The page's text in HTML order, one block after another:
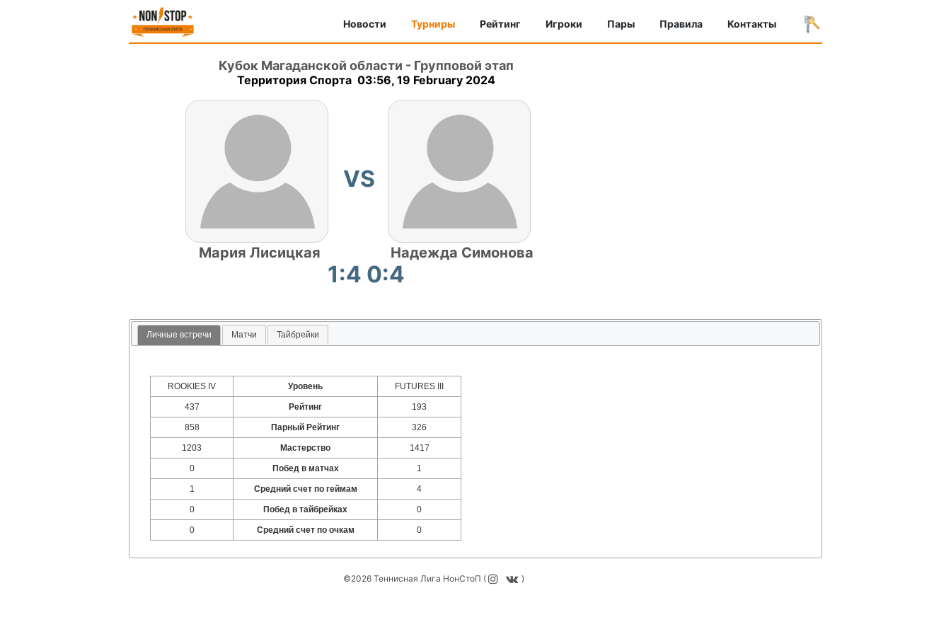
Новости Турниры Рейтинг Игроки Пары Правила Контакты
Кубок Магаданской области - Групповой этап
Территория Спорта 03:56, 19 February 2024
Мария Лисицкая
VS
Надежда Симонова
1:4 0:4
Личные встречи Матчи Тайбрейки
ROOKIES IV Уровень FUTURES III
437 Рейтинг 193
858 Парный Рейтинг 326
1203 Мастерство 1417
0 Побед в матчах 1
1 Средний счет по геймам 4
0 Побед в тайбрейках 0
0 Средний счет по очкам 0
©2026 Теннисная Лига НонСтоП ( )